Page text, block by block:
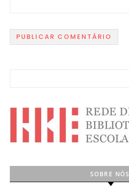
SOBRE NÓS